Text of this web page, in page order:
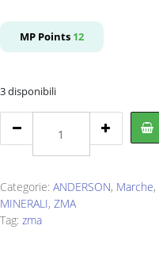
originale
€17,90.
MP Points 12
3 disponibili
60
quantity
Categorie: ANDERSON, Marche,
MINERALI, ZMA
Tag: zma